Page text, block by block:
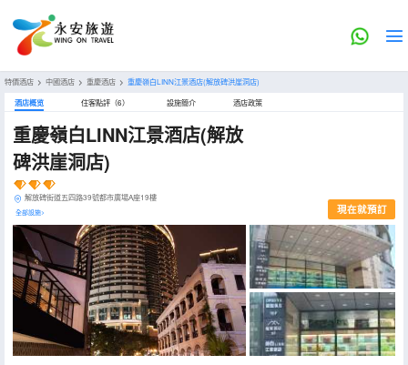
特價酒店 > 中國酒店 > 重慶酒店 > 重慶嶺白LINN江景酒店(解放碑洪崖洞店)
酒店概览 住客點評（6） 設施簡介 酒店政策
重慶嶺白LINN江景酒店(解放
碑洪崖洞店)
解放碑街道五四路39號都市廣場A座19樓
全部設施> 現在就預訂